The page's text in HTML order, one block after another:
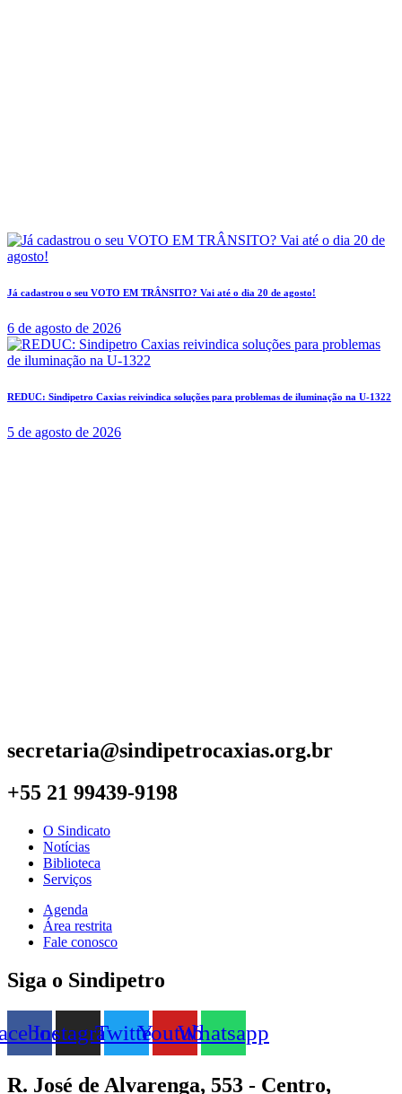
Já cadastrou o seu VOTO EM TRÂNSITO? Vai até o dia 20 de agosto!
6 de agosto de 2026
REDUC: Sindipetro Caxias reivindica soluções para problemas de iluminação na U-1322
5 de agosto de 2026
secretaria@sindipetrocaxias.org.br
+55 21 99439-9198
O Sindicato
Notícias
Biblioteca
Serviços
Agenda
Área restrita
Fale conosco
Siga o Sindipetro
InstagramTwitterYoutubeWhatsapp
R. José de Alvarenga, 553 - Centro,